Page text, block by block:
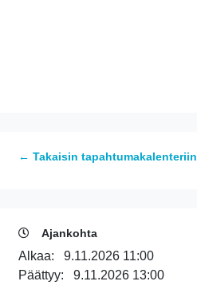
← Takaisin tapahtumakalenteriin
Ajankohta
Alkaa: 9.11.2026 11:00
Päättyy: 9.11.2026 13:00